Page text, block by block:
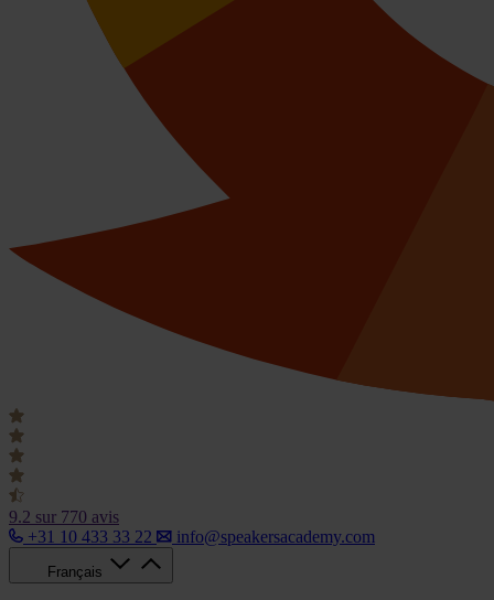
9.2 sur 770 avis
+31 10 433 33 22
info@speakersacademy.com
Français